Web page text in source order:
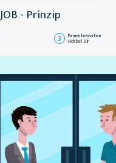
- Prinzip
3 Firmen bewerben
sich bei Dir